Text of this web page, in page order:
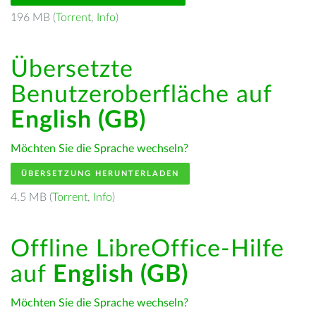
196 MB (Torrent, Info)
Übersetzte
Benutzeroberfläche auf
English (GB)
Möchten Sie die Sprache wechseln?
ÜBERSETZUNG HERUNTERLADEN
4.5 MB (Torrent, Info)
Offline LibreOffice-Hilfe
auf English (GB)
Möchten Sie die Sprache wechseln?